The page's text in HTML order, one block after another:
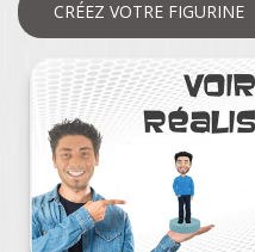
CRÉEZ VOTRE FIGURINE